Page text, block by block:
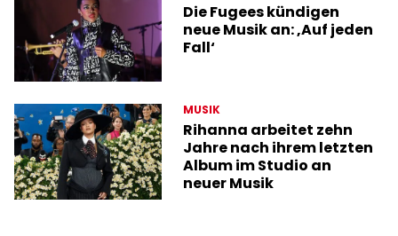
Die Fugees kündigen
neue Musik an: ‚Auf jeden
Fall‘
MUSIK
Rihanna arbeitet zehn
Jahre nach ihrem letzten
Album im Studio an
neuer Musik